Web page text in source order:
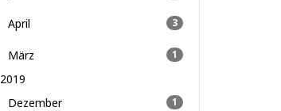
April 3
März 1
2019
Dezember
1